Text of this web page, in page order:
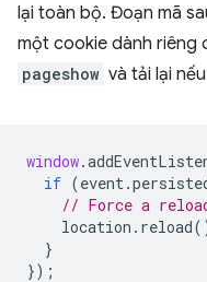
lại toàn bộ. Đoạn mã
một cookie dành riêng
pageshow và tải lại
window.
if (event.
// Force a
location . reload
}
});